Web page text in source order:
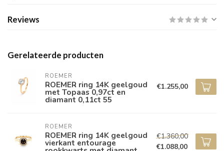
Reviews
Gerelateerde producten
ROEMER
ROEMER ring 14K geelgoud
met Topaas 0,97ct en
diamant 0,11ct 55
€1.255,00
ROEMER
ROEMER ring 14K geelgoud
vierkant entourage
€1.360,00
€1.088,00